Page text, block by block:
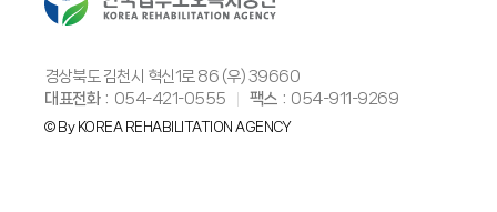
경상북도 김천시 혁신1로 86 (우) 39660
대표전화
054-421-0555 팩스 054-911-9269
© By KOREA REHABILITATION AGENCY